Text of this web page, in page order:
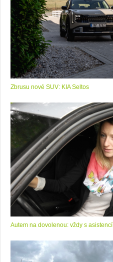
Zbrusu nové SUV: KIA Seltos
Autem na dovolenou: vždy s asistencí